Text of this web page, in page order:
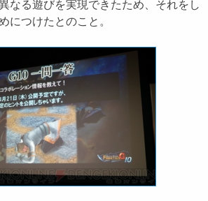
なる遊びを実現できたため、それをし
につけたとのこと。